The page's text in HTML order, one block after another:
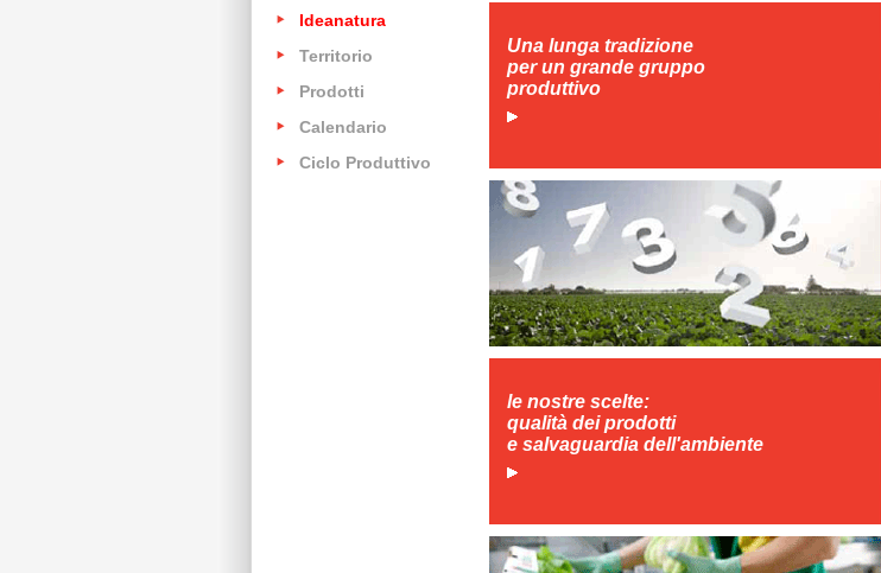
Una lunga tradizione
per un grande gruppo
produttivo
le nostre scelte:
qualità dei prodotti
e salvaguardia dell'ambiente
Ideanatura
Territorio
Prodotti
Calendario
Ciclo Produttivo